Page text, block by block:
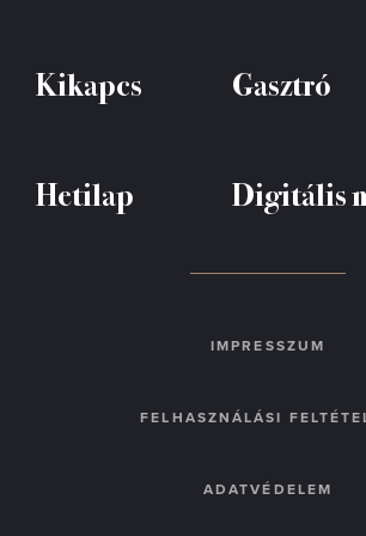
Kikapcs Gasztró
Hetilap Digitális
IMPRESSZUM
FELHASZNÁLÁSI
ADATVÉDELEM